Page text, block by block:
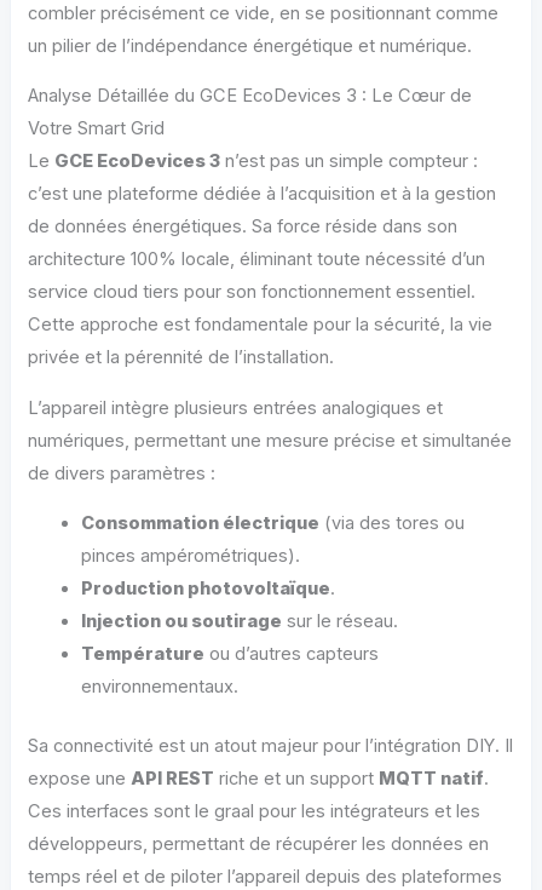
combler précisément ce vide, en se positionnant comme
un pilier de l’indépendance énergétique et numérique.
Analyse Détaillée du GCE EcoDevices 3 : Le Cœur de
Votre Smart Grid
Le GCE EcoDevices 3 n’est pas un simple compteur :
c’est une plateforme dédiée à l’acquisition et à la gestion
de données énergétiques. Sa force réside dans son
architecture 100% locale, éliminant toute nécessité d’un
service cloud tiers pour son fonctionnement essentiel.
Cette approche est fondamentale pour la sécurité, la vie
privée et la pérennité de l’installation.
L’appareil intègre plusieurs entrées analogiques et
numériques, permettant une mesure précise et simultanée
de divers paramètres :
Consommation électrique (via des tores ou
pinces ampérométriques).
Production photovoltaïque.
Injection ou soutirage sur le réseau.
Température ou d’autres capteurs
environnementaux.
Sa connectivité est un atout majeur pour l’intégration DIY. Il
expose uneAPI REST riche et un support MQTT natif.
Ces interfaces sont le graal pour les intégrateurs et les
développeurs, permettant de récupérer les données en
temps réel et de piloter l’appareil depuis des plateformes